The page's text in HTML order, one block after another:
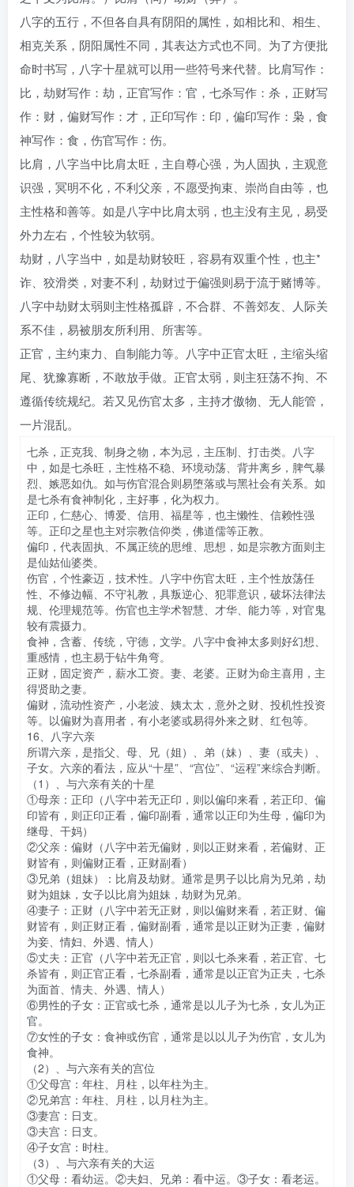
八字的五行，不但各自具有阴阳的属性，如相比和、相生、
相克关系，阴阳属性不同，其表达方式也不同。为了方便批
命时书写，八字十星就可以用一些符号来代替。比肩写作：
比，劫财写作：劫，正官写作：官，七杀写作：杀，正财写
作：财，偏财写作：才，正印写作：印，偏印写作：枭，食
神写作：食，伤官写作：伤。
比肩，八字当中比肩太旺，主自尊心强，为人固执，主观意
识强，冥明不化，不利父亲，不愿受拘束、崇尚自由等，也
主性格和善等。如是八字中比肩太弱，也主没有主见，易受
外力左右，个性较为软弱。
劫财，八字当中，如是劫财较旺，容易有双重个性，也主*
诈、狡滑类，对妻不利，劫财过于偏强则易于流于赌博等。
八字中劫财太弱则主性格孤辟，不合群、不善郊友、人际关
系不佳，易被朋友所利用、所害等。
正官，主约束力、自制能力等。八字中正官太旺，主缩头缩
尾、犹豫寡断，不敢放手做。正官太弱，则主狂荡不拘、不
遵循传统规纪。若又见伤官太多，主持才傲物、无人能管，
一片混乱。
七杀，正克我、制身之物，本为忌，主压制、打击类。八字
中，如是七杀旺，主性格不稳、环境动荡、背井离乡，脾气暴
烈、嫉恶如仇。如与伤官混合则易堕落或与黑社会有关系。如
是七杀有食神制化，主好事，化为权力。
正印，仁慈心、博爱、信用、福星等，也主懒性、信赖性强
等。正印之星也主对宗教信仰类，佛道儒等正教。
偏印，代表固执、不属正统的思维、思想，如是宗教方面则主
是仙姑仙婆类。
伤官，个性豪迈，技术性。八字中伤官太旺，主个性放荡任
性、不修边幅、不守礼教，具叛逆心、犯罪意识，破坏法律法
规、伦理规范等。伤官也主学术智慧、才华、能力等，对官鬼
较有震摄力。
食神，含蓄、传统，守德，文学。八字中食神太多则好幻想、
重感情，也主易于钻牛角弯。
正财，固定资产，薪水工资。妻、老婆。正财为命主喜用，主
得贤助之妻。
偏财，流动性资产，小老波、姨太太，意外之财、投机性投资
等。以偏财为喜用者，有小老婆或易得外来之财、红包等。
16、八字六亲
所谓六亲，是指父、母、兄（姐）、弟（妹）、妻（或夫）、
子女。六亲的看法，应从“十星”、“宫位”、“运程”来综合判断。
（1）、与六亲有关的十星
①母亲：正印（八字中若无正印，则以偏印来看，若正印、偏
印皆有，则正印正看，偏印副看，通常以正印为生母，偏印为
继母、干妈）
②父亲：偏财（八字中若无偏财，则以正财来看，若偏财、正
财皆有，则偏财正看，正财副看）
③兄弟（姐妹）：比肩及劫财。通常是男子以比肩为兄弟，劫
财为姐妹，女子以比肩为姐妹，劫财为兄弟。
④妻子：正财（八字中若无正财，则以偏财来看，若正财、偏
财皆有，则正财正看，偏财副看，通常是以正财为正妻，偏财
为妾、情妇、外遇、情人）
⑤丈夫：正官（八字中若无正官，则以七杀来看，若正官、七
杀皆有，则正官正看，七杀副看，通常是以正官为正夫，七杀
为面首、情夫、外遇、情人）
⑥男性的子女：正官或七杀，通常是以儿子为七杀，女儿为正
官。
⑦女性的子女：食神或伤官，通常是以以儿子为伤官，女儿为
食神。
（2）、与六亲有关的宫位
①父母宫：年柱、月柱，以年柱为主。
②兄弟宫：年柱、月柱，以月柱为主。
③妻宫：日支。
③夫宫：日支。
④子女宫：时柱。
（3）、与六亲有关的大运
①父母：看幼运。②夫妇、兄弟：看中运。③子女：看老运。